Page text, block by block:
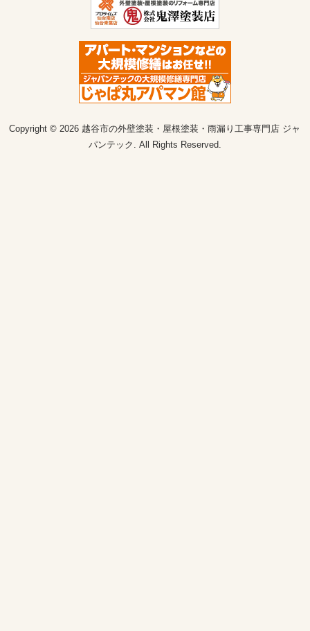
Copyright © 2026 越谷市の外壁塗装・屋根塗装・雨漏り工事専門店 ジャ
パンテック. All Rights Reserved.